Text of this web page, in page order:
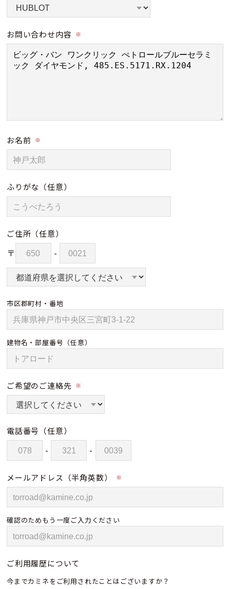
お問い合わせ内容 ※
お名前 ※
ふりがな （任意）
ご住所 （任意）
〒 -
市区郡町村・番地
建物名・部屋番号 （任意）
ご希望のご連絡先 ※
電話番号 （任意）
- -
メールアドレス（半角英数） ※
確認のためもう一度ご入力ください
ご利用履歴について
今までカミネをご利用されたことはございますか？